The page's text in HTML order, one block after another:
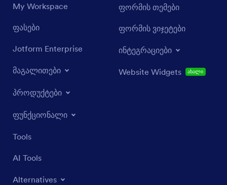
My Workspace
ფასები
Jotform Enterprise
მაგალითები
პროდუქტები
ფუნქციონალი
Tools
AI Tools
Alternatives
ფორმის თემები
ფორმის ვიჯეტები
ინტეგრაციები
Website Widgets ახალი